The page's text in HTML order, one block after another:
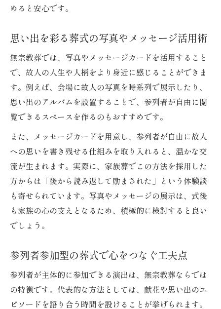
めると安心です。
思い出を彩る葬式の写真やメッセージ活用術
無宗教葬では、写真やメッセージカードを活用すること
で、故人の人生や人柄をより身近に感じることができま
す。例えば、会場に故人の写真を時系列で展示したり、
思い出のアルバムを設置することで、参列者が自由に閲
覧できるスペースを作るのもおすすめです。
また、メッセージカードを用意し、参列者が自由に故人
への思いを書き残せる仕組みを取り入れると、温かな交
流が生まれます。実際に、家族葬でこの方法を採用した
方からは「後から読み返して励まされた」という体験談
も寄せられています。写真やメッセージの展示は、式後
も家族の心の支えとなるため、積極的に検討すると良い
でしょう。
参列者参加型の葬式で心をつなぐ工夫点
参列者が主体的に参加できる演出は、無宗教葬ならでは
の特徴です。代表的な方法としては、献花や思い出のエ
ピソードを語り合う時間を設けることが挙げられます。